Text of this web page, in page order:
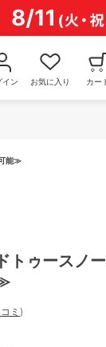
イン お気に入り カー
能≫
トゥースノ
ミ )